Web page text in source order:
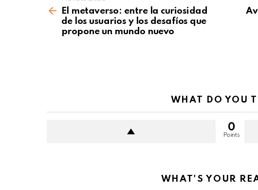
moreEl metaverso: entre la curiosidad
de los usuarios y los desafíos que
propone un mundo nuevo
WHAT DO YOU
0
Points
WHAT'S YOUR